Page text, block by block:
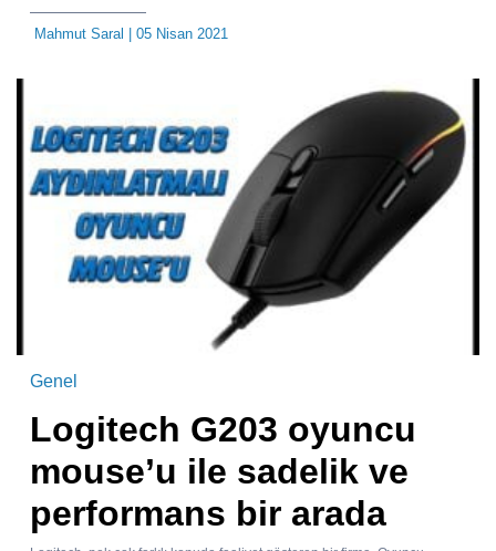
Mahmut Saral | 05 Nisan 2021
Genel
Logitech G203 oyuncu
mouse’u ile sadelik ve
performans bir arada